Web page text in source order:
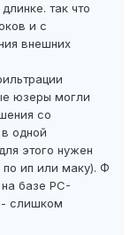
так что
и с
внешних
юзеры могли
со
одной
этого нужен
по ип или маку). Ф
базе PC-
слишком